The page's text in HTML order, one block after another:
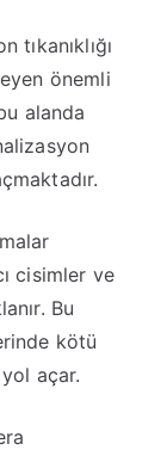
önemli
alanda
cisimler ve
Bu
kötü
açar.